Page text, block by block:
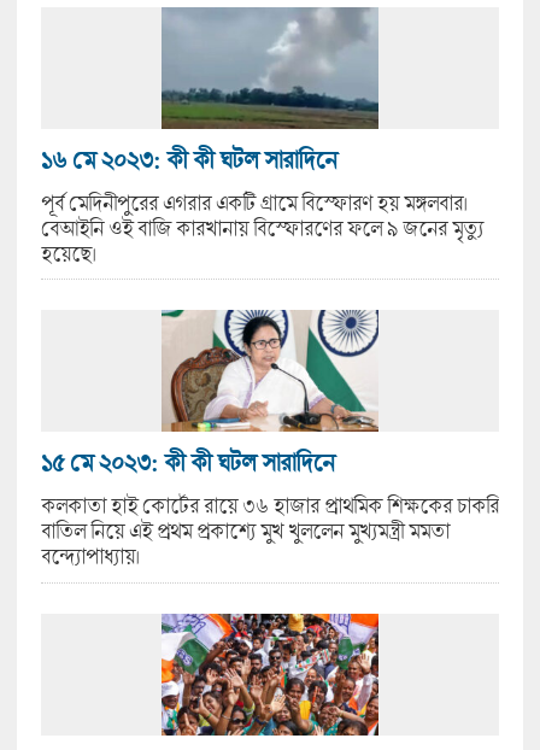
১৬ মে ২০২৩: কী কী ঘটল সারাদিনে
পূর্ব মেদিনীপুরের এগরার একটি গ্রামে বিস্ফোরণ হয় মঙ্গলবার।
বেআইনি ওই বাজি কারখানায় বিস্ফোরণের ফলে ৯ জনের মৃত্যু
হয়েছে।
১৫ মে ২০২৩: কী কী ঘটল সারাদিনে
কলকাতা হাই কোর্টের রায়ে ৩৬ হাজার প্রাথমিক শিক্ষকের চাকরি
বাতিল নিয়ে এই প্রথম প্রকাশ্যে মুখ খুললেন মুখ্যমন্ত্রী মমতা
বন্দ্যোপাধ্যায়।